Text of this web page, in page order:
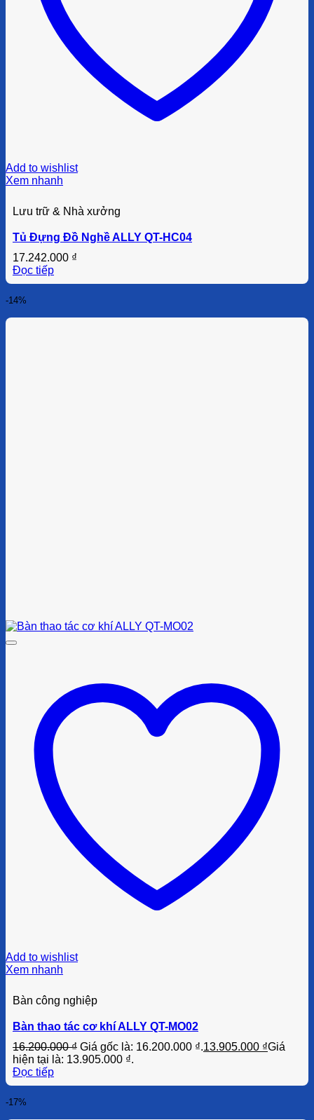
Add to wishlist
Xem nhanh
Lưu trữ & Nhà xưởng
Tủ Đựng Đồ Nghề ALLY QT-HC04
17.242.000 ₫
Đọc tiếp
-14%
Add to wishlist
Xem nhanh
Bàn công nghiệp
Bàn thao tác cơ khí ALLY QT-MO02
16.200.000₫ Giá gốc là: 16.200.000 ₫.13.905.000 ₫Giá
hiện tại là: 13.905.000 ₫.
Đọc tiếp
-17%